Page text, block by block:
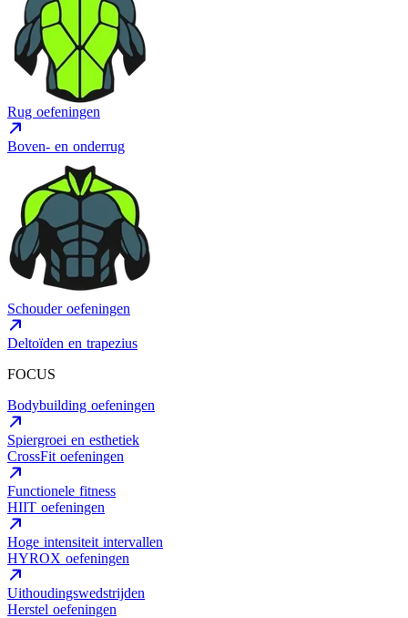
Rug oefeningen
Boven- en onderrug
Schouder oefeningen
Deltoïden en trapezius
FOCUS
Bodybuilding oefeningen
Spiergroei en esthetiek
CrossFit oefeningen
Functionele fitness
HIIT oefeningen
Hoge intensiteit intervallen
HYROX oefeningen
Uithoudingswedstrijden
Herstel oefeningen